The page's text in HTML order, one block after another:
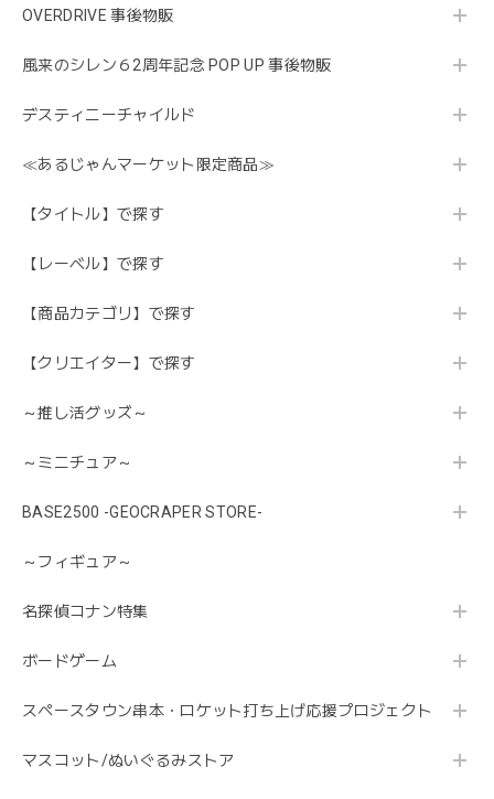
OVERDRIVE 事後物販
風来のシレン６2周年記念 POP UP 事後物販
デスティニーチャイルド
≪あるじゃんマーケット限定商品≫
【タイトル】で探す
【レーベル】で探す
【商品カテゴリ】で探す
【クリエイター】で探す
～推し活グッズ～
～ミニチュア～
BASE2500 -GEOCRAPER STORE-
～フィギュア～
名探偵コナン特集
ボードゲーム
スペースタウン串本・ロケット打ち上げ応援プロジェクト
マスコット/ぬいぐるみストア